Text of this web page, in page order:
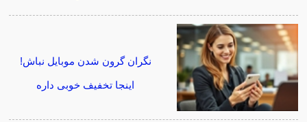
نگران گرون شدن موبایل نباش!
اینجا تخفیف خوبی داره